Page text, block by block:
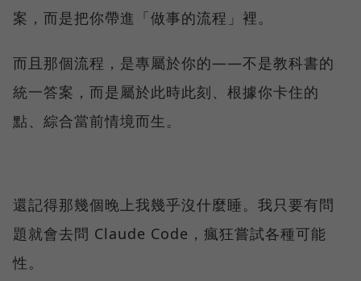
案，而是把你帶進「做事的流程」裡。
而且那個流程，是專屬於你的——不是教科書的
統一答案，而是屬於此時此刻、根據你卡住的
點、綜合當前情境而生。
還記得那幾個晚上我幾乎沒什麼睡。我只要有問
題就會去問 Claude Code，瘋狂嘗試各種可能
性。